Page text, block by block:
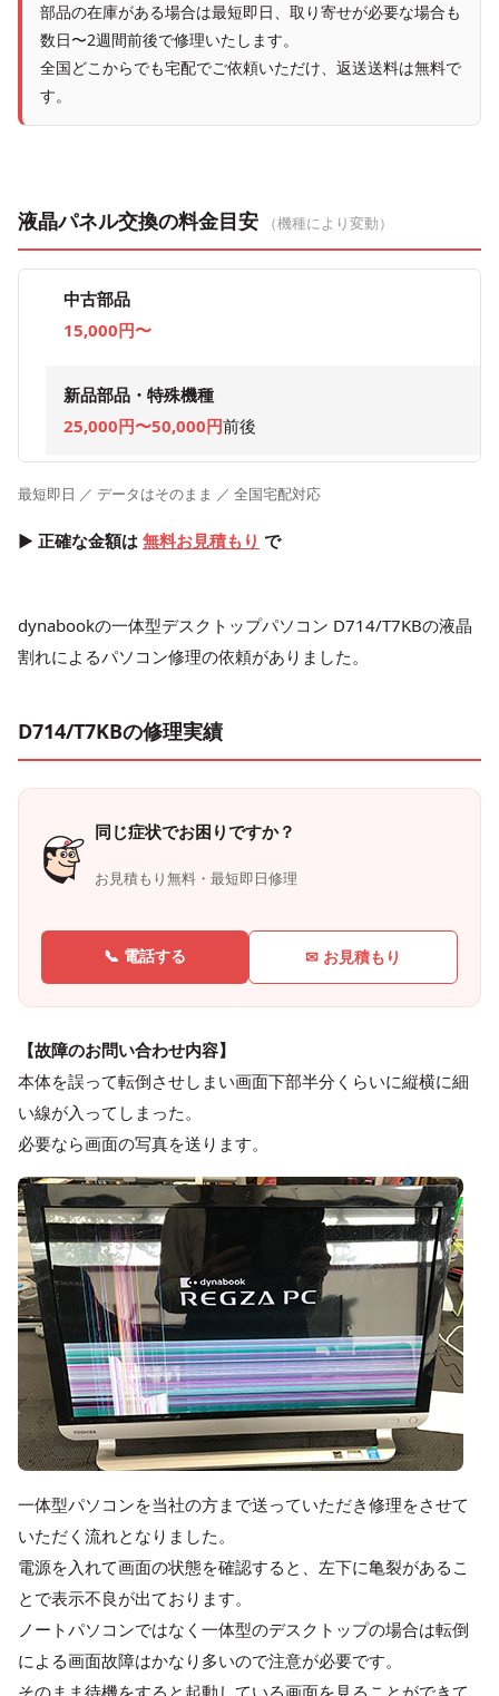
部品の在庫がある場合は最短即日、取り寄せが必要な場合も
数日〜2週間前後で修理いたします。
全国どこからでも宅配でご依頼いただけ、返送送料は無料で
す。
液晶パネル交換の料金目安 （機種により変動）
中古部品
15,000円〜
新品部品・特殊機種
25,000円〜50,000円前後
最短即日 ／ データはそのまま ／ 全国宅配対応
▶ 正確な金額は 無料お見積もり で
dynabookの一体型デスクトップパソコン D714/T7KBの液晶
割れによるパソコン修理の依頼がありました。
D714/T7KBの修理実績
同じ症状でお困りですか？
お見積もり無料・最短即日修理
📞 電話する ✉ お見積もり
【故障のお問い合わせ内容】
本体を誤って転倒させしまい画面下部半分くらいに縦横に細
い線が入ってしまった。
必要なら画面の写真を送ります。
一体型パソコンを当社の方まで送っていただき修理をさせて
いただく流れとなりました。
電源を入れて画面の状態を確認すると、左下に亀裂があるこ
とで表示不良が出ております。
ノートパソコンではなく一体型のデスクトップの場合は転倒
による画面故障はかなり多いので注意が必要です。